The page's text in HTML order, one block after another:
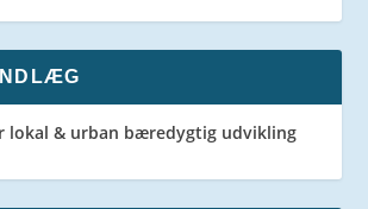
lokal & urban bæredygtig udvikling